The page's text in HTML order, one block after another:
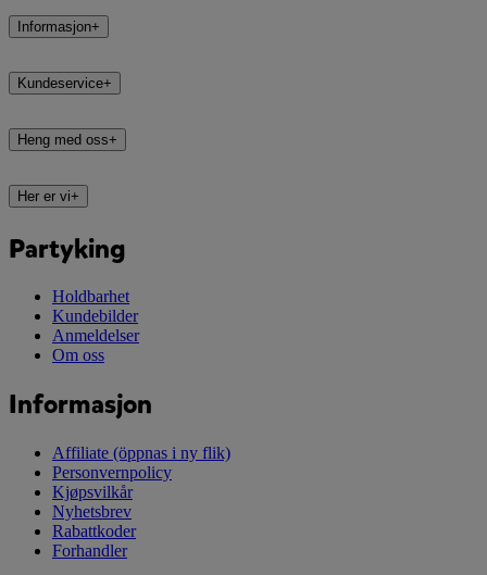
Informasjon+
Kundeservice+
Heng med oss+
Her er vi+
Partyking
Holdbarhet
Kundebilder
Anmeldelser
Om oss
Informasjon
Affiliate (öppnas i ny flik)
Personvernpolicy
Kjøpsvilkår
Nyhetsbrev
Rabattkoder
Forhandler